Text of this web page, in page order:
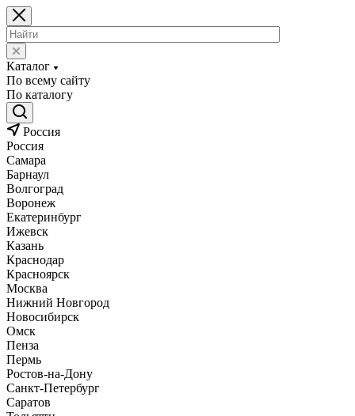
Каталог
По всему сайту
По каталогу
Россия
Россия
Самара
Барнаул
Волгоград
Воронеж
Екатеринбург
Ижевск
Казань
Краснодар
Красноярск
Москва
Нижний Новгород
Новосибирск
Омск
Пенза
Пермь
Ростов-на-Дону
Санкт-Петербург
Саратов